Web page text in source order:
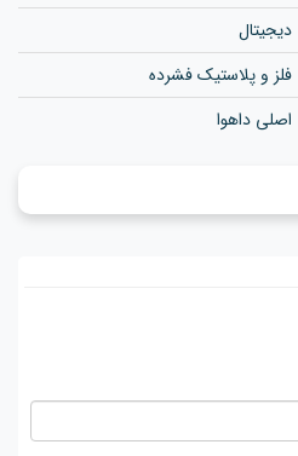
دیجیتال
فلز و پلاستیک فشرده
اصلی داهوا